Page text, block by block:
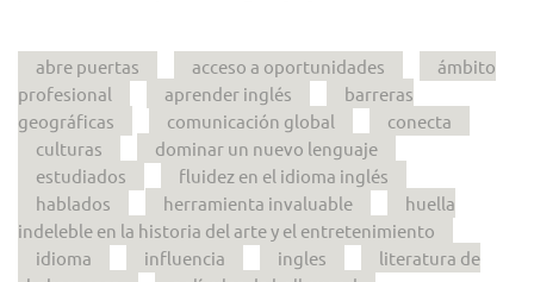
abre puertas acceso a oportunidades
ámbito
profesional
aprender inglés
barreras
geográficas
comunicación global
conecta
culturas
dominar un nuevo lenguaje
estudiados
fluidez en el idioma inglés
hablados
herramienta invaluable
huella
indeleble en la historia del arte y el entretenimiento
idioma
influencia ingles
literatura de